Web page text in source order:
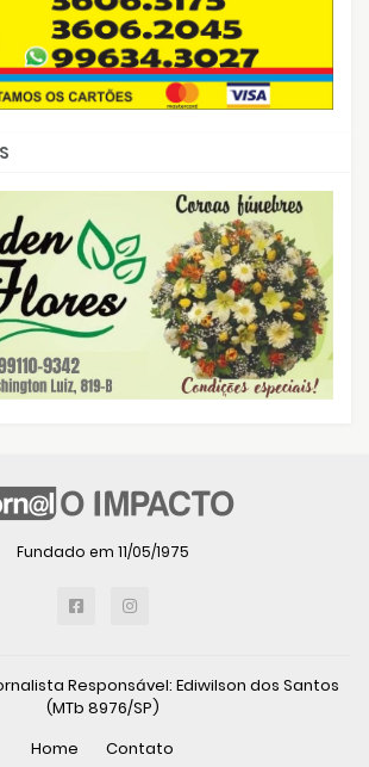
Fundado em 11/05/1975
Responsável: Ediwilson dos Santos
(MTb 8976/SP)
Home
Contato